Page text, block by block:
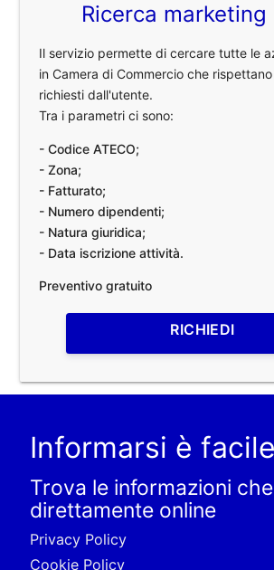
Ricerca marketing
Il servizio permette di cercare tutte le
in Camera di Commercio che
richiesti dall'utente.
Tra i parametri ci sono:
- Codice ATECO;
- Zona;
- Fatturato;
- Numero dipendenti;
- Natura giuridica;
- Data iscrizione attività.
Preventivo gratuito
RICHIEDI
Informarsi è
Trova le informazioni
direttamente online
Privacy Policy
Cookie Policy